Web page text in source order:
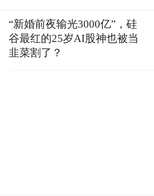
“新婚前夜输光3000亿”，硅
谷最红的25岁AI股神也被当
韭菜割了？